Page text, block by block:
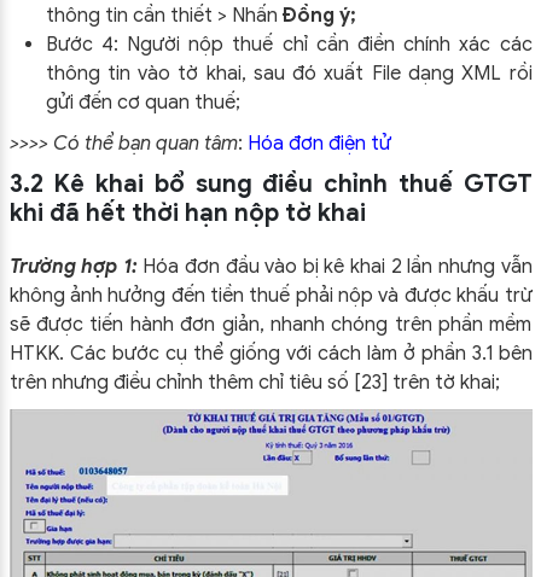
thông tin cần thiết > Nhấn Đồng ý;
Bước 4: Người nộp thuế chỉ cần điền chính xác các
thông tin vào tờ khai, sau đó xuất File dạng XML rồi
gửi đến cơ quan thuế;
>>>> Có thể bạn quan tâm: Hóa đơn điện tử
3.2 Kê khai bổ sung điều chỉnh thuế GTGT
khi đã hết thời hạn nộp tờ khai
Trường hợp 1:Hóa đơn đầu vào bị kê khai 2 lần nhưng vẫn
không ảnh hưởng đến tiền thuế phải nộp và được khấu trừ
sẽ được tiến hành đơn giản, nhanh chóng trên phần mềm
HTKK. Các bước cụ thể giống với cách làm ở phần 3.1 bên
trên nhưng điều chỉnh thêm chỉ tiêu số [23] trên tờ khai;